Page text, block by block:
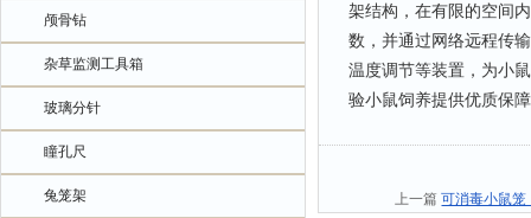
颅骨钻
杂草监测工具箱
玻璃分针
瞳孔尺
兔笼架
架结构，在有限的空间
数，并通过网络远程传
温度调节等装置，为小
验小鼠饲养提供优质保
上一篇可消毒小鼠